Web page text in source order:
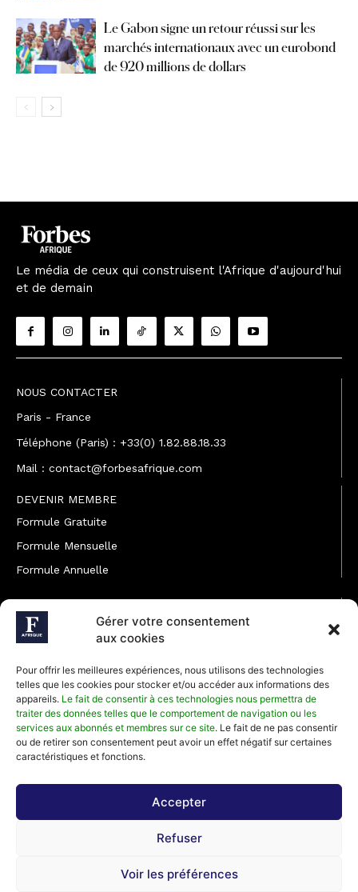
Gérer votre consentement
aux cookies
Pour offrir les meilleures expériences, nous utilisons des technologies
telles que les cookies pour stocker et/ou accéder aux informations des
appareils. Le fait de consentir à ces technologies nous permettra de
traiter des données telles que le comportement de navigation ou les
services aux abonnés et membres sur ce site. Le fait de ne pas consentir
ou de retirer son consentement peut avoir un effet négatif sur certaines
caractéristiques et fonctions.
Accepter
Refuser
Voir les préférences
Le Gabon signe un retour réussi sur les
marchés internationaux avec un eurobond
de 920 millions de dollars
Le média de ceux qui construisent l'Afrique d'aujourd'hui
et de demain
NOUS CONTACTER
Paris - France
Téléphone (Paris) : +33(0) 1.82.88.18.33
Mail : contact@forbesafrique.com
DEVENIR MEMBRE
Formule Gratuite
Formule Mensuelle
Formule Annuelle
JOINDRE L'ÉQUIPE
Rédaction
Développement commercial
Communiquer avec Forbes Afrique
Média Kit 2026
Abonnez-vous à la newsletter de Forbes Afrique et recevez
régulièrement nos meilleurs articles